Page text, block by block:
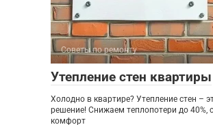
Советы по ремонту
Утепление стен квартиры
Холодно в квартире? Утепление стен –
решение! Снижаем теплопотери до 40%,
комфорт